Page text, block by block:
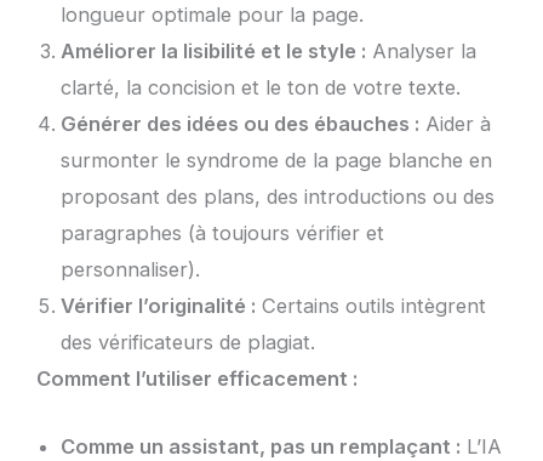
longueur optimale pour la page.
Améliorer la lisibilité et le style : Analyser la
clarté, la concision et le ton de votre texte.
Générer des idées ou des ébauches : Aider à
surmonter le syndrome de la page blanche en
proposant des plans, des introductions ou des
paragraphes (à toujours vérifier et
personnaliser).
Vérifier l’originalité : Certains outils intègrent
des vérificateurs de plagiat.
Comment l’utiliser efficacement :
Comme un assistant, pas un remplaçant : L’IA